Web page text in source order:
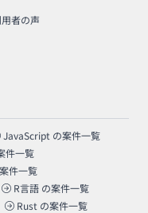
用者の声
JavaScript の案件一覧
件一覧
件一覧
R言語 の案件一覧
Rust の案件一覧